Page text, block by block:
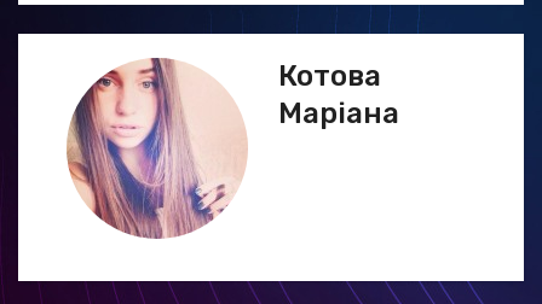
і
я
Котова
Маріана